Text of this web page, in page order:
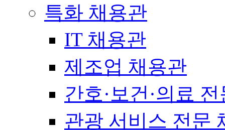
특화 채용관
IT 채용관
제조업 채용관
간호·보건·의료
관광 서비스 전문